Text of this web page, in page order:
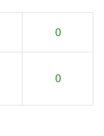
0
0